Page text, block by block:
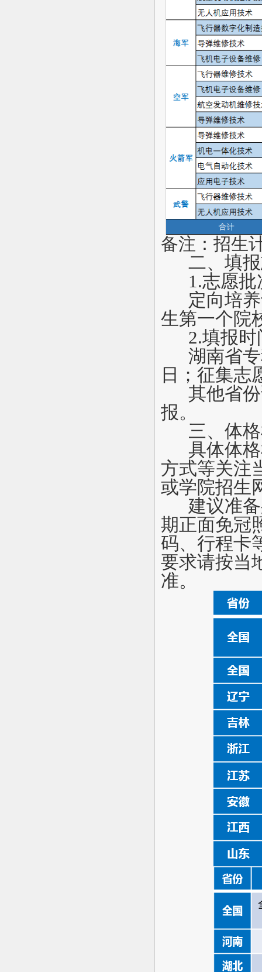
备注：招生
二、填
1.志愿批
定向培
生第一个院
2.填报时
湖南省
日；征集志
其他省
报。
三、体
具体体
方式等关注
或学院招生
建议准
期正面免冠
码、行程卡
要求请按当
准。